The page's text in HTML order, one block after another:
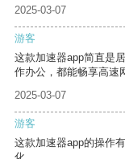
2025-03-07
游客
这款加速器app简直是
作办公，都能畅享高速
2025-03-07
游客
这款加速器app的操作